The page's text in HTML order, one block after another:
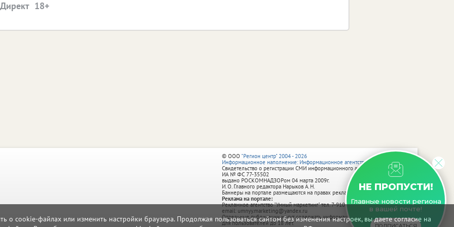
о cookie-файлах или изменить настройки браузера. Продолжая пользоваться сайтом без изменения настроек, вы даете согласие на
НЕ ПРОПУСТИ!
Главные новости региона
в вашей почте!
© ООО "Регион центр" 2004 - 2026
Информационное наполнение: Информационное агентство vRossii.ru
Свидетельство о регистрации СМИ информационного агентства vRossii.ru
ИА № ФС 77‑35502
выдано РОСКОМНАДЗОРом 04 марта 2009г.
И. О. Главного редактора Нарыков А. Н.
Баннеры на портале размещаются на правах рекламы.
Реклама на портале:
Рекламное агентство "Умный маркетинг" тел. 7-910-267-70-40,
email: umnyy.marketing@yandex.ru
Отдельные публикации могут содержать информацию, не предназначенную
для пользователей до 18 лет.